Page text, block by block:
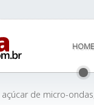
HOME
de micro-